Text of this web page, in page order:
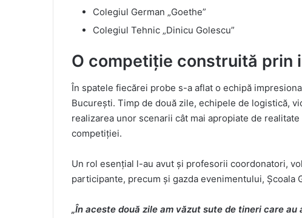
Colegiul German „Goethe”
Colegiul Tehnic „Dinicu Golescu”
O competiție construită prin
În spatele fiecărei probe s-a aflat o echipă
București. Timp de două zile, echipele de logistică,
realizarea unor scenarii cât mai apropiate de
competiției.
Un rol esențial l-au avut și profesorii coordonatori,
participante, precum și gazda evenimentului, Școala
„În aceste două zile am văzut sute de tineri care